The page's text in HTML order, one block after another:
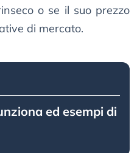
o se il suo prezzo
di mercato.
ed esempi di